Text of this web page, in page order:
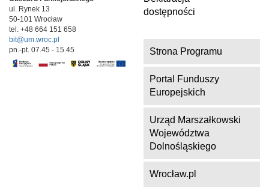
ul. Rynek 13
50-101 Wrocław
tel. +48 664 151 658
bit@um.wroc.pl
pn.-pt. 07.45 - 15.45
dostępności
Strona Programu
Portal Funduszy
Europejskich
Urząd Marszałkowski
Województwa
Dolnośląskiego
Wrocław.pl